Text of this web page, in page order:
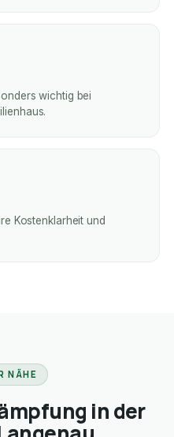
wichtig bei
Kostenklarheit und
NÄHE
in der